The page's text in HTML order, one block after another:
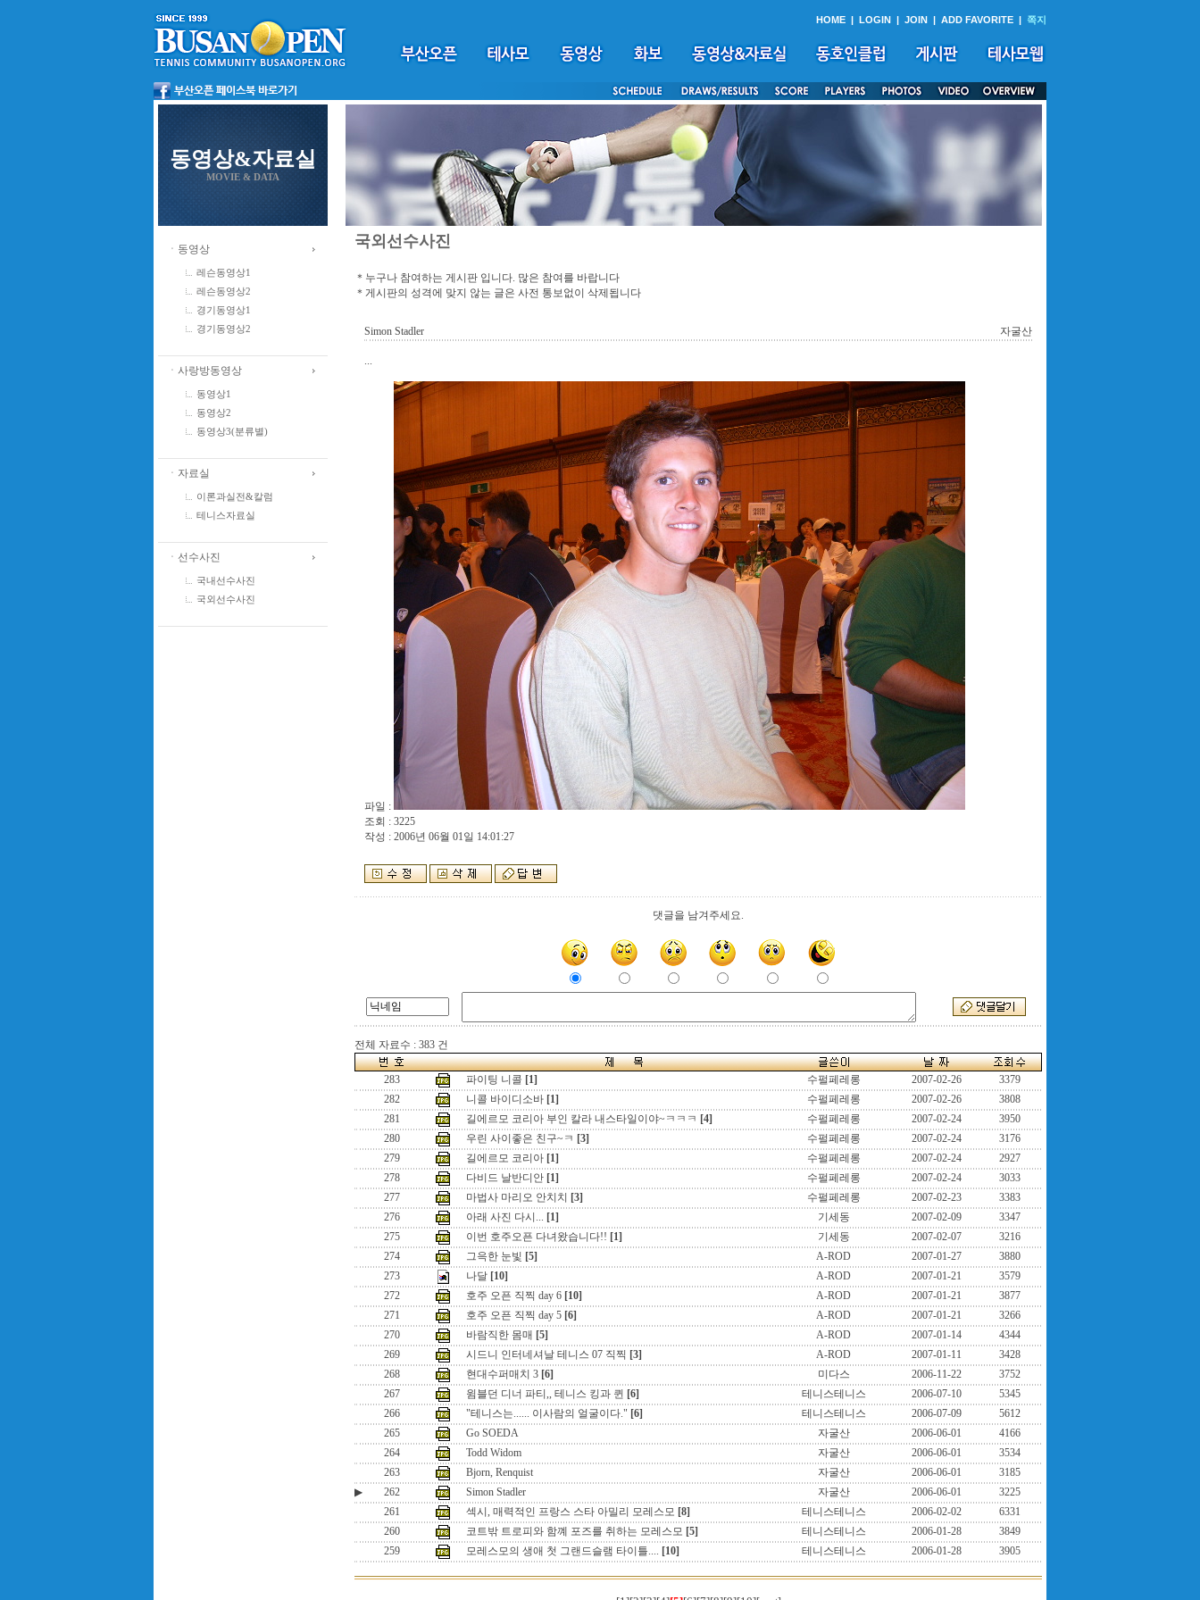
HOME | LOGIN | JOIN | ADD FAVORITE | 쪽지
동영상&자료실
MOVIE & DATA
ㆍ동영상
레슨동영상1
레슨동영상2
경기동영상1
경기동영상2
ㆍ사랑방동영상
동영상1
동영상2
동영상3(분류별)
ㆍ자료실
이론과실전&칼럼
테니스자료실
ㆍ선수사진
국내선수사진
국외선수사진
국외선수사진
＊누구나 참여하는 게시판 입니다. 많은 참여를 바랍니다
＊게시판의 성격에 맞지 않는 글은 사전 통보없이 삭제됩니다
Simon Stadler 자굴산
...
파일 :
조회 : 3225
작성 : 2006년 06월 01일 14:01:27
댓글을 남겨주세요.
전체 자료수 : 383 건
283 파이팅 니콜 [1] 수펄페레롱 2007-02-26
3379
282
니콜 바이디소바 [1] 수펄페레롱 2007-02-26
3808
281
길에르모 코리아 부인 칼라 내스타일이야~ㅋㅋㅋ [4] 수펄페레롱 2007-02-24
3950
280
우린 사이좋은 친구~ㅋ [3] 수펄페레롱 2007-02-24
3176
279
길에르모 코리아 [1] 수펄페레롱 2007-02-24
2927
278
다비드 날반디안 [1] 수펄페레롱 2007-02-24
3033
277
마법사 마리오 안치치 [3] 수펄페레롱 2007-02-23
3383
276
아래 사진 다시... [1] 기세동 2007-02-09
3347
275
이번 호주오픈 다녀왔습니다!! [1] 기세동 2007-02-07
3216
274
그윽한 눈빛 [5] A-ROD 2007-01-27
3880
273
나달 [10] A-ROD 2007-01-21
3579
272
호주 오픈 직찍 day 6 [10] A-ROD 2007-01-21
3877
271
호주 오픈 직찍 day 5 [6] A-ROD 2007-01-21
3266
270
바람직한 몸매 [5] A-ROD 2007-01-14
4344
269
시드니 인터네셔날 테니스 07 직찍 [3] A-ROD 2007-01-11
3428
268
현대수퍼매치 3 [6] 미다스 2006-11-22
3752
267
윔블던 디너 파티,, 테니스 킹과 퀸 [6] 테니스테니스 2006-07-10
5345
266
"테니스는...... 이사람의 얼굴이다." [6] 테니스테니스 2006-07-09
5612
265
Go SOEDA 자굴산 2006-06-01
4166
264
Todd Widom 자굴산 2006-06-01
3534
263
Bjorn, Renquist 자굴산 2006-06-01
3185
▶
262 Simon Stadler 자굴산 2006-06-01
3225
261
섹시, 매력적인 프랑스 스타 아밀리 모레스모 [8] 테니스테니스 2006-02-02
6331
260
코트밖 트로피와 함꼐 포즈를 취하는 모레스모 [5] 테니스테니스 2006-01-28
3849
259
모레스모의 생애 첫 그랜드슬램 타이틀.... [10] 테니스테니스 2006-01-28 3905